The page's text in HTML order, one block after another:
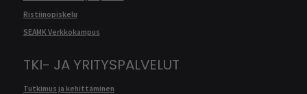
Ristiinopiskelu
SEAMK Verkkokampus
TKI- JA YRITYSPALVELUT
Tutkimus ja kehittäminen